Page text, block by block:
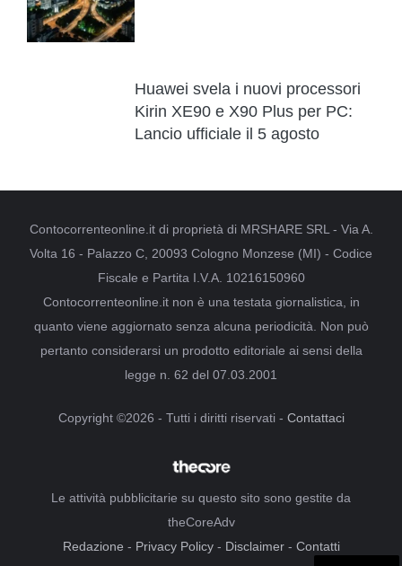
Huawei svela i nuovi processori
Kirin XE90 e X90 Plus per PC:
Lancio ufficiale il 5 agosto
Contocorrenteonline.it di proprietà di MRSHARE SRL - Via A.
Volta 16 - Palazzo C, 20093 Cologno Monzese (MI) - Codice
Fiscale e Partita I.V.A. 10216150960
Contocorrenteonline.it non è una testata giornalistica, in
quanto viene aggiornato senza alcuna periodicità. Non può
pertanto considerarsi un prodotto editoriale ai sensi della
legge n. 62 del 07.03.2001
Copyright ©2026 - Tutti i diritti riservati - Contattaci
Le attività pubblicitarie su questo sito sono gestite da
theCoreAdv
Redazione - Privacy Policy- Disclaimer- Contatti